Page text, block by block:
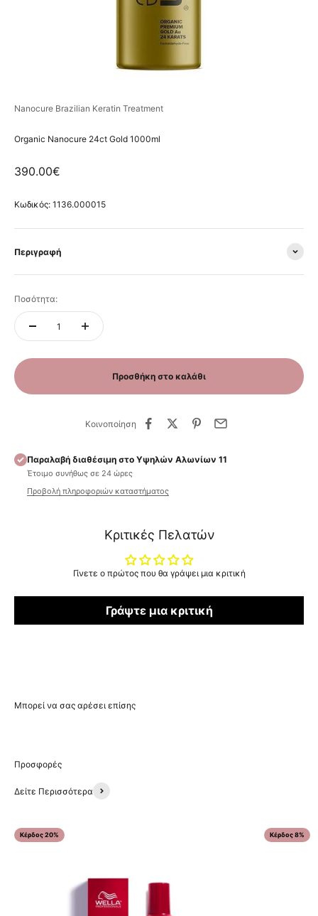
Nanocure Brazilian Keratin Treatment
Organic Nanocure 24ct Gold 1000ml
Τιμή πώλησης
390.00€
Κωδικός: 1136.000015
Περιγραφή
Ποσότητα:
Προσθήκη στο καλάθι
Κοινοποίηση
Παραλαβή διαθέσιμη στο Υψηλών Αλωνίων 11
Έτοιμο συνήθως σε 24 ώρες
Προβολή πληροφοριών καταστήματος
Κριτικές Πελατών
Γίνετε ο πρώτος που θα γράψει μια κριτική
Γράψτε μια κριτική
Δείτε Περισσότερα
Κέρδος 20% Κέρδος 8%